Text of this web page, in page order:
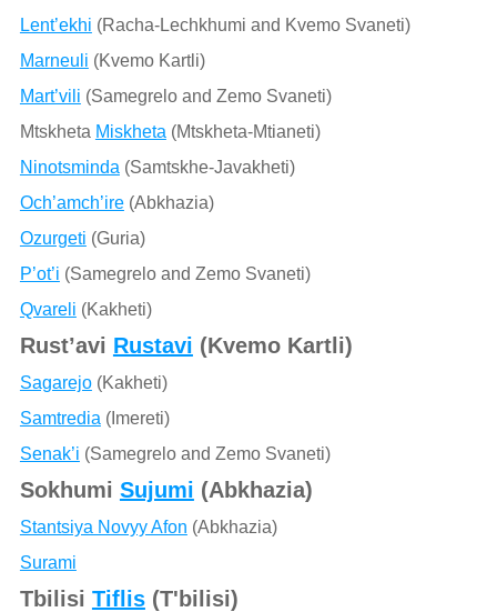
Lent’ekhi (Racha-Lechkhumi and Kvemo Svaneti)
Marneuli (Kvemo Kartli)
Mart’vili (Samegrelo and Zemo Svaneti)
Mtskheta Miskheta (Mtskheta-Mtianeti)
Ninotsminda (Samtskhe-Javakheti)
Och’amch’ire(Abkhazia)
Ozurgeti (Guria)
P’ot’i (Samegrelo and Zemo Svaneti)
Qvareli (Kakheti)
Rust’avi Rustavi (Kvemo Kartli)
Sagarejo(Kakheti)
Samtredia (Imereti)
Senak’i (Samegrelo and Zemo Svaneti)
Sokhumi Sujumi (Abkhazia)
Stantsiya Novyy Afon (Abkhazia)
Surami
Tbilisi Tiflis(T'bilisi)